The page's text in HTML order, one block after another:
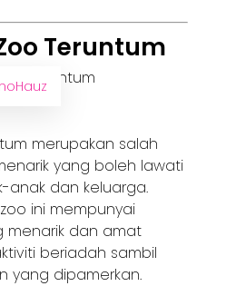
Teruntum
merupakan salah
yang boleh lawati
anak dan keluarga.
ini mempunyai
menarik dan amat
beriadah sambil
yang dipamerkan.